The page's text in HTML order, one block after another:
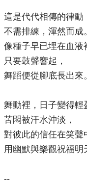
這是代代相傳的律動
不需排練，渾然而成。
像種子早已埋在血液
只要鼓聲響起，
舞蹈便從腳底長出來。
舞動裡，日子變得輕
苦悶被汗水沖淡，
對彼此的信任在笑聲
用幽默與樂觀祝福明
--